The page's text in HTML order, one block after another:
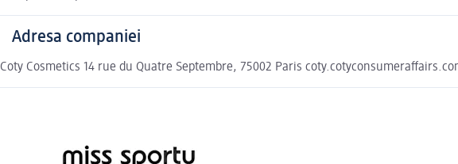
Adresa companiei
Coty Cosmetics 14 rue du Quatre Septembre, 75002 Paris